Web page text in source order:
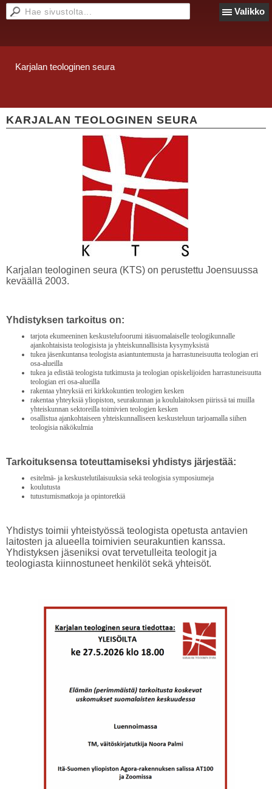
Valikko
Karjalan teologinen seura
KARJALAN TEOLOGINEN SEURA
Karjalan teologinen seura (KTS) on perustettu Joensuussa
keväällä 2003.
Yhdistyksen tarkoitus on:
tarjota ekumeeninen keskustelufoorumi itäsuomalaiselle teologikunnalle
ajankohtaisista teologisista ja yhteiskunnallisista kysymyksistä
tukea jäsenkuntansa teologista asiantuntemusta ja harrastuneisuutta teologian eri
osa-alueilla
tukea ja edistää teologista tutkimusta ja teologian opiskelijoiden harrastuneisuutta
teologian eri osa-alueilla
rakentaa yhteyksiä eri kirkkokuntien teologien kesken
rakentaa yhteyksiä yliopiston, seurakunnan ja koululaitoksen piirissä tai muilla
yhteiskunnan sektoreilla toimivien teologien kesken
osallistua ajankohtaiseen yhteiskunnalliseen keskusteluun tarjoamalla siihen
teologisia näkökulmia
Tarkoituksensa toteuttamiseksi yhdistys järjestää:
esitelmä- ja keskustelutilaisuuksia sekä teologisia symposiumeja
koulutusta
tutustumismatkoja ja opintoretkiä
Yhdistys toimii yhteistyössä teologista opetusta antavien
laitosten ja alueella toimivien seurakuntien kanssa.
Yhdistyksen jäseniksi ovat tervetulleita teologit ja
teologiasta kiinnostuneet henkilöt sekä yhteisöt.